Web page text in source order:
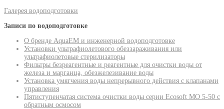
Галерея водоподготовки
Записи по водоподготовке
О бренде AquaEM и инженерной водоподготовке
Установки ультрафиолетового обеззараживания или
ультрафиолетовые стерилизаторы
Фильтры безреагентные и реагентные для очистки воды от
железа и марганца, обезжелезивание воды
Установка умягчения воды непрерывного действия с клапанами
управления
Пятиступенчатая система очистки воды серии Ecosoft MO 5-50 с
обратным осмосом